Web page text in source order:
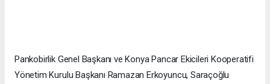
Pankobirlik Genel Başkanı ve Konya Pancar Ekicileri Kooperatifi
Yönetim Kurulu Başkanı Ramazan Erkoyuncu, Saraçoğlu